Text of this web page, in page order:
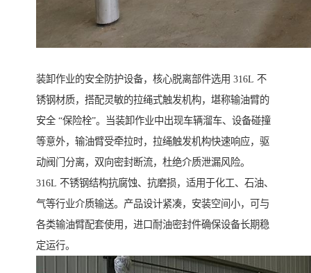
装卸作业的安全防护设备，核心脱离部件选用 316L 不
锈钢材质，搭配灵敏的拉绳式触发机构，堪称输油臂的
安全 “保险栓”。当装卸作业中出现车辆溜车、设备碰撞
等意外，输油臂受牵拉时，拉绳触发机构快速响应，驱
动阀门分离，双向密封断流，杜绝介质泄漏风险。
316L 不锈钢结构抗腐蚀、抗磨损，适用于化工、石油、
气等行业介质输送。产品设计紧凑，安装空间小，可与
各类输油臂配套使用，进口耐油密封件确保设备长期稳
定运行。